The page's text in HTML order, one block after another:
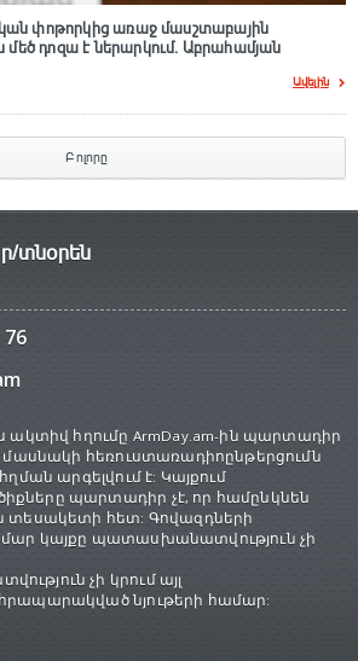
փոթորկից առաջ մասշտաբային
դnզա է ներարկում․ Աբրահամյան
Ավելին
Բոլորը
տնօրեն
76
ակտիվ հղումը ArmDay.am-ին պարտադիր
մասնակի հեռուստառադիոընթերցումն
արգելվում է: Կայքում
պարտադիր չէ, որ համընկնեն
տեսակետի հետ: Գովազդների
կայքը պատասխանատվություն չի
չի կրում այլ
նյութերի համար: